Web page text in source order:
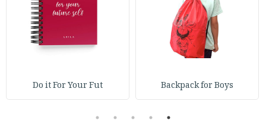
Backpack for Boys
Do it For Your Fut
1
2
3
4
5